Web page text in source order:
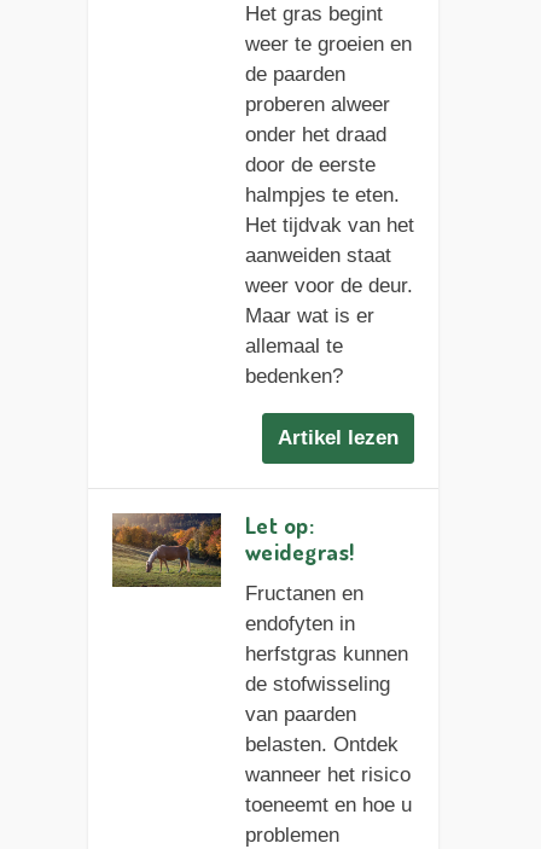
Het gras begint
weer te groeien en
de paarden
proberen alweer
onder het draad
door de eerste
halmpjes te eten.
Het tijdvak van het
aanweiden staat
weer voor de deur.
Maar wat is er
allemaal te
bedenken?
Artikel lezen
Let op:
weidegras!
Fructanen en
endofyten in
herfstgras kunnen
de stofwisseling
van paarden
belasten. Ontdek
wanneer het risico
toeneemt en hoe u
problemen